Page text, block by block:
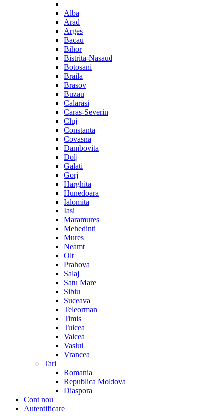
Alba
Arad
Arges
Bacau
Bihor
Bistrita-Nasaud
Botosani
Braila
Brasov
Buzau
Calarasi
Caras-Severin
Cluj
Constanta
Covasna
Dambovita
Dolj
Galati
Gorj
Harghita
Hunedoara
Ialomita
Iasi
Maramures
Mehedinti
Mures
Neamt
Olt
Prahova
Salaj
Satu Mare
Sibiu
Suceava
Teleorman
Timis
Tulcea
Valcea
Vaslui
Vrancea
Tari
Romania
Republica Moldova
Diaspora
Cont nou
Autentificare